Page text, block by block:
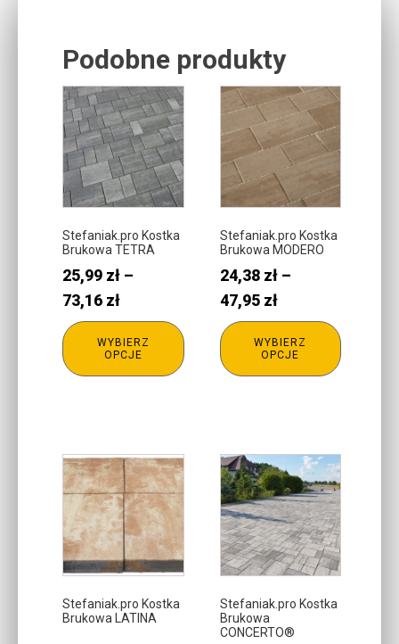
Podobne produkty
Stefaniak.pro Kostka
Brukowa TETRA
25,99 zł –
73,16 złZakres
cen:
od
25,99 zł
WYBIERZ
OPCJE
Ten
produkt
ma
wiele
wariantów.
Opcje
można
wybrać
na
stronie
produktu
Stefaniak.pro Kostka
Brukowa MODERO
24,38 zł –
47,95 złZakres
cen:
od
24,38 zł
WYBIERZ
OPCJE
Ten
produkt
ma
wiele
wariantów.
Opcje
można
wybrać
na
stronie
produktu
Stefaniak.pro Kostka
Brukowa LATINA
Stefaniak.pro Kostka
Brukowa
CONCERTO®
Ten
produkt
ma
wiele
wariantów.
Opcje
można
wybrać